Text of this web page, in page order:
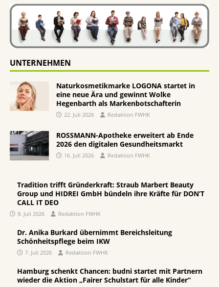
UNTERNEHMEN
Naturkosmetikmarke LOGONA startet in
eine neue Ära und gewinnt Wolke
Hegenbarth als Markenbotschafterin
22. Juli 2026 Redaktion FWHK
ROSSMANN-Apotheke erweitert ab Ende
2026 den digitalen Gesundheitsmarkt
16. Juli 2026 Redaktion FWHK
Tradition trifft Gründerkraft: Straub Marbert Beauty
Group und HIDREI GmbH bündeln ihre Kräfte für DON’T
CALL IT DEO
8. Juli 2026 Redaktion FWHK
Dr. Anika Burkard übernimmt Bereichsleitung
Schönheitspflege beim IKW
7. Juli 2026 Redaktion FWHK
Hamburg schenkt Chancen: budni startet mit Partnern
wieder die Aktion „Fairer Schulstart für alle Kinder“